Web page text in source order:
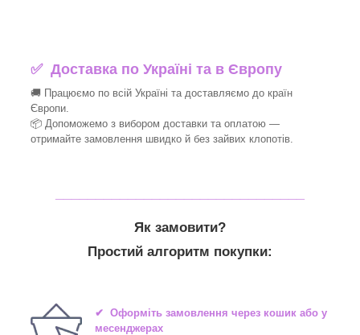
✅Доставка по Україні та в Європу
🚚 Працюємо по всій Україні та доставляємо до країн
Європи.
📦 Допоможемо з вибором доставки та оплатою —
отримайте замовлення швидко й без зайвих клопотів.
Як замовити?
Простий алгоритм покупки:
✔ Оформіть замовлення через кошик або у
месенджерах